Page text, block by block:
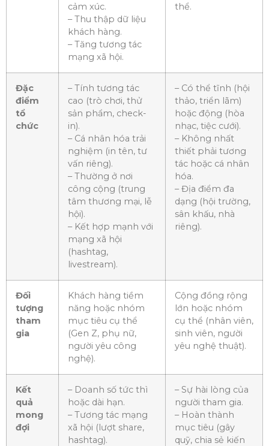
cảm xúc.
– Thu thập dữ liệu
khách hàng.
– Tăng tương tác
mạng xã hội.
thể.
Đặc
điểm
tổ
chức
– Tính tương tác
cao (trò chơi, thử
sản phẩm, check-
in).
– Cá nhân hóa trải
nghiệm (in tên, tư
vấn riêng).
– Thường ở nơi
công cộng (trung
tâm thương mại, lễ
hội).
– Kết hợp mạnh với
mạng xã hội
(hashtag,
livestream).
– Có thể tĩnh (hội
thảo, triển lãm)
hoặc động (hòa
nhạc, tiệc cưới).
– Không nhất
thiết phải tương
tác hoặc cá nhân
hóa.
– Địa điểm đa
dạng (hội trường,
sân khấu, nhà
riêng).
Đối
tượng
tham
gia
Khách hàng tiềm
năng hoặc nhóm
mục tiêu cụ thể
(Gen Z, phụ nữ,
người yêu công
nghệ).
Cộng đồng rộng
lớn hoặc nhóm
cụ thể (nhân viên,
sinh viên, người
yêu nghệ thuật).
Kết
quả
mong
đợi
– Doanh số tức thì
hoặc dài hạn.
– Tương tác mạng
xã hội (lượt share,
hashtag).
– Sự hài lòng của
người tham gia.
– Hoàn thành
mục tiêu (gây
quỹ, chia sẻ kiến